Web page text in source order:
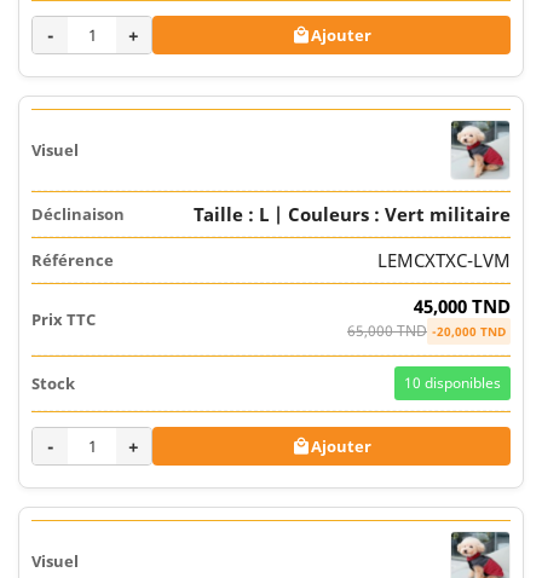
- + Ajouter
Taille : L | Couleurs : Vert militaire
LEMCXTXC-LVM
45,000 TND
65,000 TND -20,000 TND
10 disponibles
- + Ajouter